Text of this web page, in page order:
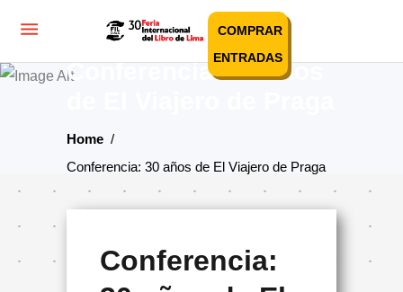
COMPRAR
ENTRADAS
Conferencia: 30 años
Home /
Conferencia: 30 años de El Viajero de Praga
Conferencia: